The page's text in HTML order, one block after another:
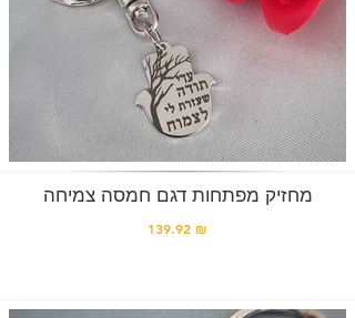
מחזיק מפתחות דגם חמסה צמיחה
139.92 ₪